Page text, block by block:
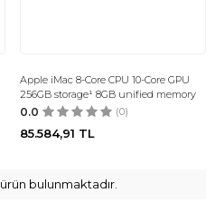
Apple iMac 8-Core CPU 10-Core GPU
256GB storage¹ 8GB unified memory
0.0 (0)
85.584,91 TL
ürün bulunmaktadır.